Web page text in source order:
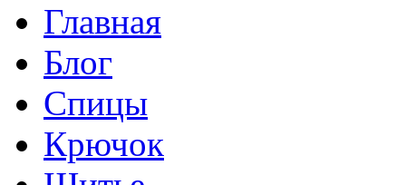
Главная
Блог
Спицы
Крючок